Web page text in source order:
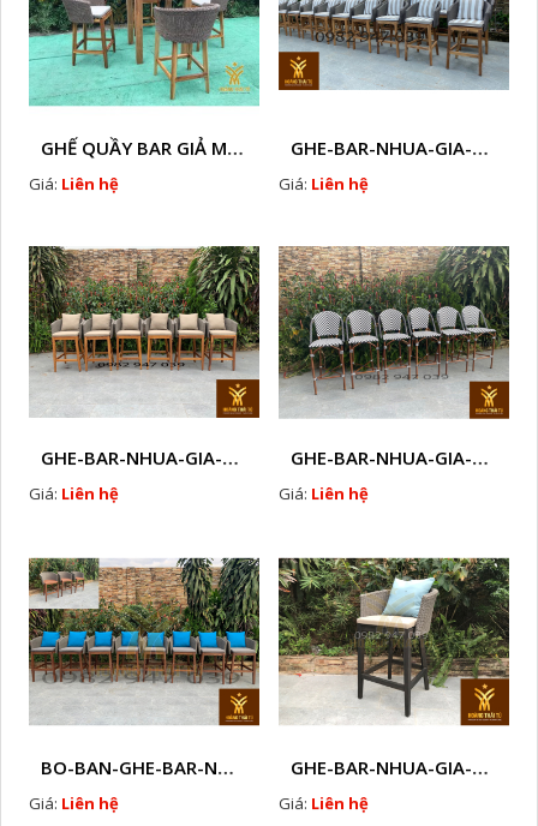
GHẾ QUẦY BAR GIẢ MÂY HTT - GB14
Giá: Liên hệ
GHE-BAR-NHUA-GIA-MAY-NGOAI-TROI-A2
Giá: Liên hệ
GHE-BAR-NHUA-GIA-MAY-GHE-CAFE-NGOAI-TROI-J 1
Giá: Liên hệ
GHE-BAR-NHUA-GIA-MAY-NGOAI-TROI-K1
Giá: Liên hệ
BO-BAN-GHE-BAR-NHUA-GIA-MAY-SAN-VUON-EW3
Giá: Liên hệ
GHE-BAR-NHUA-GIA-MAY-NGOAI-TROI-N7
Giá: Liên hệ